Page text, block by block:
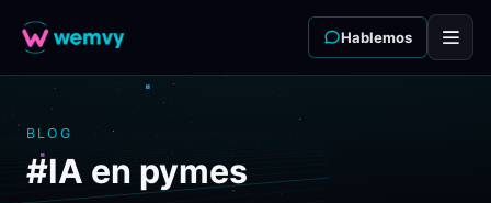
Hablemos
BLOG
#IA en pymes